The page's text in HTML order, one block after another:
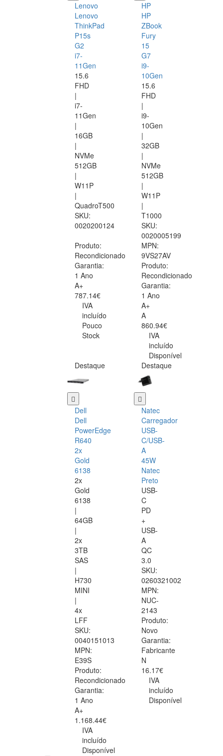
Lenovo
Lenovo
ThinkPad
P15s
G2
i7-
11Gen
15.6
FHD
|
i7-
11Gen
|
16GB
|
NVMe
512GB
|
W11P
|
QuadroT500
SKU:
0020200124
Produto:
Recondicionado
Garantia:
1 Ano
A+
787.14€
IVA
incluído
Pouco
Stock
HP
HP
ZBook
Fury
15
G7
i9-
10Gen
15.6
FHD
|
i9-
10Gen
|
32GB
|
NVMe
512GB
|
W11P
|
T1000
SKU:
0020005199
MPN:
9VS27AV
Produto:
Recondicionado
Garantia:
1 Ano
A+
A
860.94€
IVA
incluído
Disponível
Destaque
Dell
Dell
PowerEdge
R640
2x
Gold
6138
2x
Gold
6138
|
64GB
|
2x
3TB
SAS
|
H730
MINI
|
4x
LFF
SKU:
0040151013
MPN:
E39S
Produto:
Recondicionado
Garantia:
1 Ano
A+
1.168.44€
IVA
incluído
Disponível
Destaque
Natec
Carregador
USB-
C/USB-
A
45W
Natec
Preto
USB-
C
PD
+
USB-
A
QC
3.0
SKU:
0260321002
MPN:
NUC-
2143
Produto:
Novo
Garantia:
Fabricante
N
16.17€
IVA
incluído
Disponível